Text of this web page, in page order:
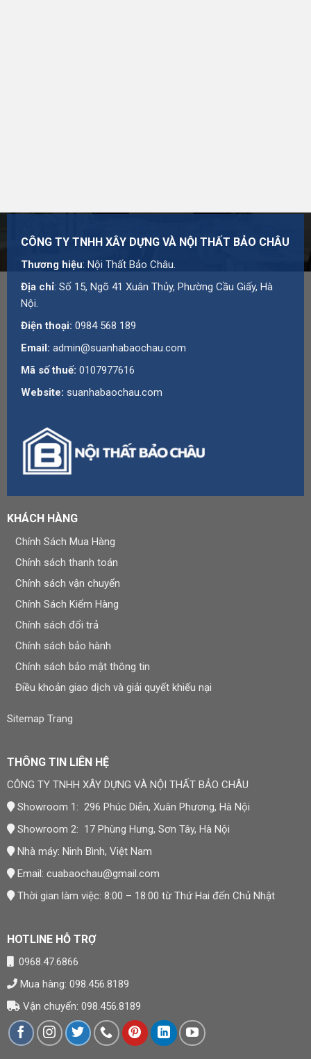
CÔNG TY TNHH XÂY DỰNG VÀ NỘI THẤT BẢO CHÂU
Thương hiệu: Nội Thất Bảo Châu.
Địa chỉ: Số 15, Ngõ 41 Xuân Thủy, Phường Cầu Giấy, Hà
Nội.
Điện thoại: 0984 568 189
Email: admin@suanhabaochau.com
Mã số thuế: 0107977616
Website: suanhabaochau.com
KHÁCH HÀNG
Chính Sách Mua Hàng
Chính sách thanh toán
Chính sách vận chuyển
Chính Sách Kiểm Hàng
Chính sách đổi trả
Chính sách bảo hành
Chính sách bảo mật thông tin
Điều khoản giao dịch và giải quyết khiếu nại
Sitemap Trang
THÔNG TIN LIÊN HỆ
CÔNG TY TNHH XÂY DỰNG VÀ NỘI THẤT BẢO CHÂU
Showroom 1: 296 Phúc Diễn, Xuân Phương, Hà Nội
Showroom 2: 17 Phùng Hưng, Sơn Tây, Hà Nội
Nhà máy: Ninh Bình, Việt Nam
Email: cuabaochau@gmail.com
Thời gian làm việc: 8:00 – 18:00 từ Thứ Hai đến Chủ Nhật
HOTLINE HỖ TRỢ
0968.47.6866
Mua hàng: 098.456.8189
Vận chuyển: 098.456.8189